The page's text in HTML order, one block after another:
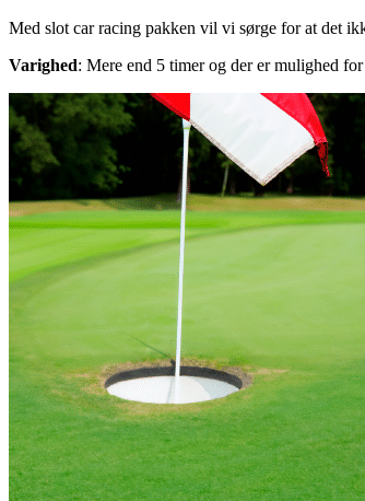
Med slot car racing pakken vil vi sørge for at det
Varighed: Mere end 5 timer og der er mulighed